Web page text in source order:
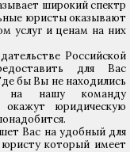
широкий спектр
юристы оказывают
услуг и ценам на них
Российской
для Вас
бы Вы не находились
на нашу команду
окажут юридическую
Вас на удобный для
который имеет